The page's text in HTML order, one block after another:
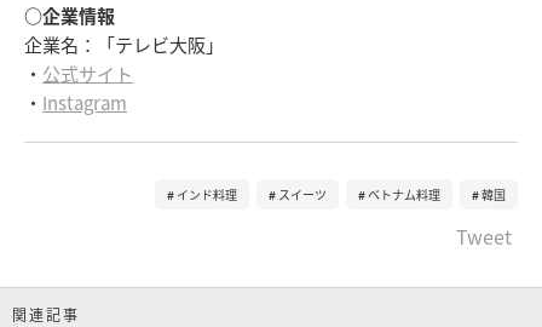
○企業情報
企業名：「テレビ大阪」
・ 公式サイト
・ Instagram
インド料理 スイーツ ベトナム料理 韓国
Tweet
関連記事